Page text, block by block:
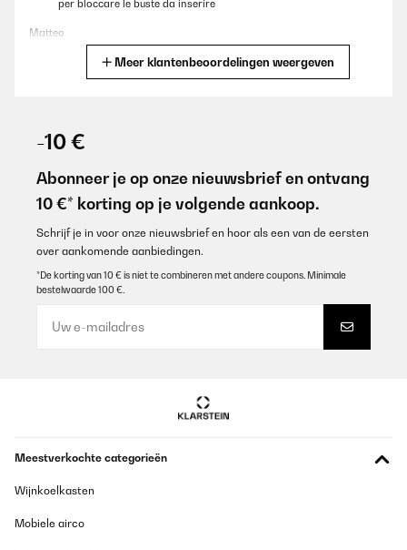
per bloccare le buste da inserire
Matteo
Verpackung war gut gepolstert, so daß bei normalem Transport
keine Beschädigungen zu erwarten sind
Ein schönes Stück. Super verarbeitet
Meer klantenbeoordelingen weergeven
-10 €
Abonneer je op onze nieuwsbrief en ontvang
10 €* korting op je volgende aankoop.
Schrijf je in voor onze nieuwsbrief en hoor als een van de eersten
over aankomende aanbiedingen.
*De korting van 10 € is niet te combineren met andere coupons. Minimale
bestelwaarde 100 €.
Meestverkochte categorieën
Wijnkoelkasten
Mobiele airco